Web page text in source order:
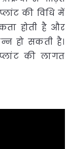
की विधि में
होती है और
हो सकती है।
की लागत